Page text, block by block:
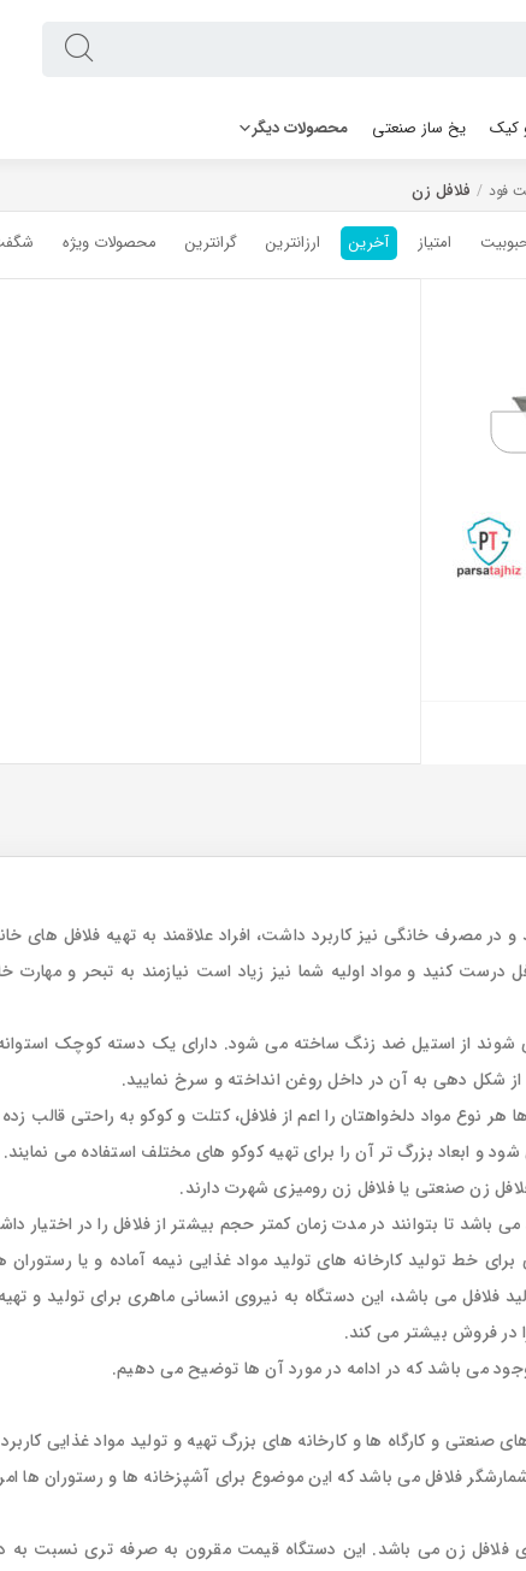
کیک یخ ساز صنعتی محصولات دیگر
فود / فلافل زن
امتیاز آخرین ارزانترین گرانترین محصولات ویژه
مصرف خانگی نیز کاربرد داشت، افراد علاقمند به تهیه فلافل های
درست کنید و مواد اولیه شما نیز زیاد است نیازمند به تبحر و
شوند از استیل ضد زنگ ساخته می شود. دارای یک دسته کوچک
از شکل دهی به آن در داخل روغن انداخته و سرخ نمایید.
نوع مواد دلخواهتان را اعم از فلافل، کتلت و کوکو به راحتی قالب
و ابعاد بزرگ تر آن را برای تهیه کوکو های مختلف استفاده می نمایند.
زن صنعتی یا فلافل زن رومیزی شهرت دارند.
تا بتوانند در مدت زمان کمتر حجم بیشتر از فلافل را در اختیار
خط تولید کارخانه های تولید مواد غذایی نیمه آماده و یا
می باشد، این دستگاه به نیروی انسانی ماهری برای تولید و تهیه
در فروش بیشتر می کند.
می باشد که در ادامه در مورد آن ها توضیح می دهیم.
صنعتی و کارگاه ها و کارخانه های بزرگ تهیه و تولید مواد غذایی
فلافل می باشد که این موضوع برای آشپزخانه ها و رستوران ها
فلافل زن می باشد. این دستگاه قیمت مقرون به صرفه تری نسبت به